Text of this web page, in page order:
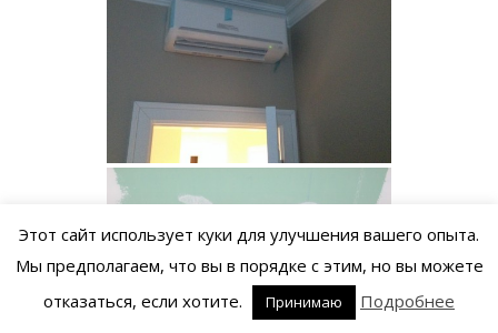
Этот сайт использует куки для улучшения вашего опыта.
Мы предполагаем, что вы в порядке с этим, но вы можете
отказаться, если хотите.
Принимаю Подробнее